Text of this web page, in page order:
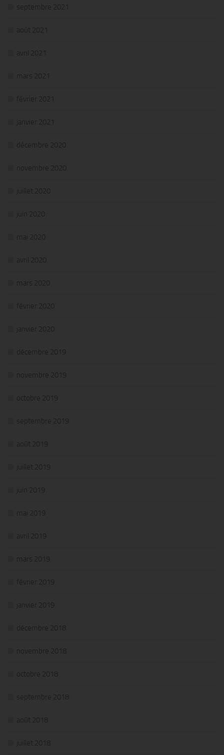
septembre 2021
août 2021
avril 2021
mars 2021
février 2021
janvier 2021
décembre 2020
novembre 2020
juillet 2020
juin 2020
mai 2020
avril 2020
mars 2020
février 2020
janvier 2020
décembre 2019
novembre 2019
octobre 2019
septembre 2019
août 2019
juillet 2019
juin 2019
mai 2019
avril 2019
mars 2019
février 2019
janvier 2019
décembre 2018
novembre 2018
octobre 2018
septembre 2018
août 2018
juillet 2018